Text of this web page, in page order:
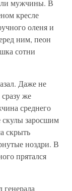
мужчины. В
кресле
оленя и
ним, пеон
сотни
Даже не
же
среднего
заросшим
скрыть
ноздри. В
прятался